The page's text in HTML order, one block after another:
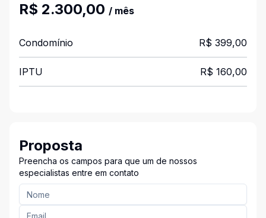
R$ 2.300,00 / mês
Condomínio R$ 399,00
IPTU R$ 160,00
Proposta
Preencha os campos para que um de nossos
especialistas entre em contato